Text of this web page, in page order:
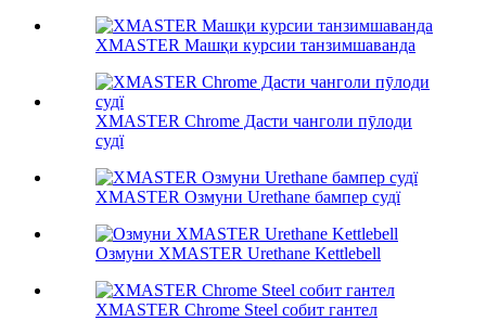
XMASTER Машқи курсии танзимшаванда
XMASTER Chrome Дасти чанголи пӯлоди
судї
XMASTER Озмуни Urethane бампер судї
Озмуни XMASTER Urethane Kettlebell
XMASTER Chrome Steel собит гантел